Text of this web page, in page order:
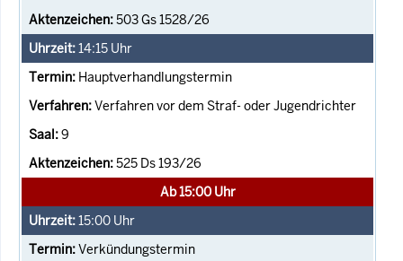
503 Gs 1528/26
14:15 Uhr
Hauptverhandlungstermin
Verfahren vor dem Straf- oder Jugendrichter
9
525 Ds 193/26
Ab 15:00 Uhr
15:00 Uhr
Verkündungstermin